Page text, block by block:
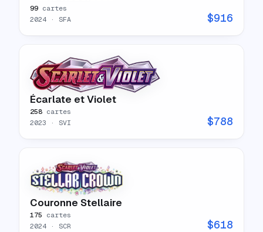
99 cartes
2024 · SFA $916
Écarlate et Violet
258 cartes
2023 · SVI $788
Couronne Stellaire
175 cartes
2024 · SCR $618